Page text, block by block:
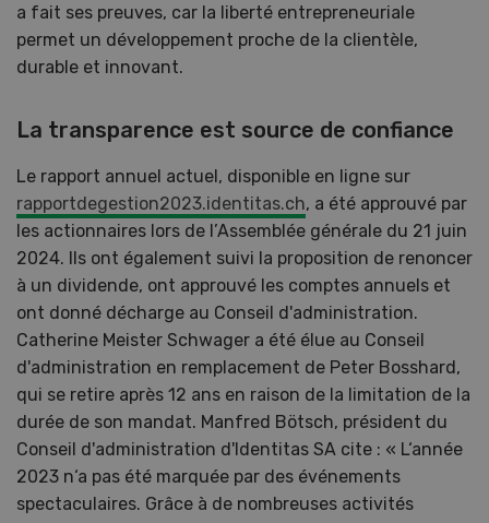
a fait ses preuves, car la liberté entrepreneuriale
permet un développement proche de la clientèle,
durable et innovant.
La transparence est source de confiance
Le rapport annuel actuel, disponible en ligne sur
rapportdegestion2023.identitas.ch, a été approuvé par
les actionnaires lors de l’Assemblée générale du 21 juin
2024. Ils ont également suivi la proposition de renoncer
à un dividende, ont approuvé les comptes annuels et
ont donné décharge au Conseil d'administration.
Catherine Meister Schwager a été élue au Conseil
d'administration en remplacement de Peter Bosshard,
qui se retire après 12 ans en raison de la limitation de la
durée de son mandat. Manfred Bötsch, président du
Conseil d'administration d'Identitas SA cite : « L‘année
2023 n‘a pas été marquée par des événements
spectaculaires. Grâce à de nombreuses activités